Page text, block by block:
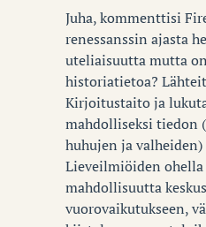
Juha, kommenttisi
renessanssin ajasta
uteliaisuutta mutta
historiatietoa?
Kirjoitustaito ja
mahdolliseksi tiedon
huhujen ja
Lieveilmiöiden ohella
mahdollisuutta
vuorovaikutukseen,